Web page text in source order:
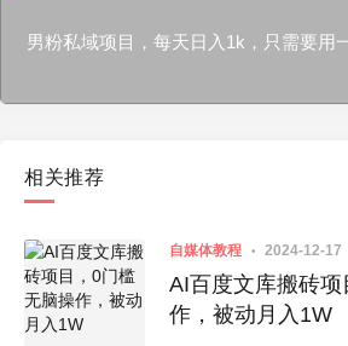
男粉私域项目，每天日入1k，只需要用
相关推荐
自媒体教程 2024-12-17
AI百度文库搬砖
作，被动月入1W